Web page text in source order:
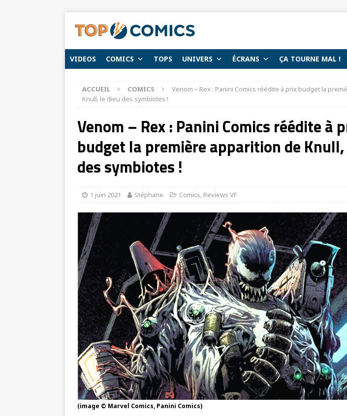
VIDEOS COMICS TOPS UNIVERS ÉCRANS ÇA TOURNE MAL !
ACCUEIL COMICS
Venom – Rex : Panini Comics réédite à prix budget la
Knull, le dieu des symbiotes !
Venom – Rex : Panini Comics réédite à
budget la première apparition de
des symbiotes !
1 juin 2021 Stéphane Comics, Reviews VF
(image © Marvel Comics, Panini Comics)